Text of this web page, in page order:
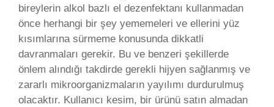
bireylerin alkol bazlı el dezenfektanı kullanmadan
önce herhangi bir şey yememeleri ve ellerini yüz
kısımlarına sürmeme konusunda dikkatli
davranmaları gerekir. Bu ve benzeri şekillerde
önlem alındığı takdirde gerekli hijyen sağlanmış ve
zararlı mikroorganizmaların yayılımı durdurulmuş
olacaktır. Kullanıcı kesim, bir ürünü satın almadan